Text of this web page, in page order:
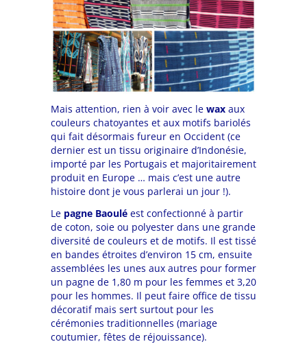
Mais attention, rien à voir avec le wax aux
couleurs chatoyantes et aux motifs bariolés
qui fait désormais fureur en Occident (ce
dernier est un tissu originaire d’Indonésie,
importé par les Portugais et majoritairement
produit en Europe … mais c’est une autre
histoire dont je vous parlerai un jour !).
Le pagne Baoulé est confectionné à partir
de coton, soie ou polyester dans une grande
diversité de couleurs et de motifs. Il est tissé
en bandes étroites d’environ 15 cm, ensuite
assemblées les unes aux autres pour former
un pagne de 1,80 m pour les femmes et 3,20
pour les hommes. Il peut faire office de tissu
décoratif mais sert surtout pour les
cérémonies traditionnelles (mariage
coutumier, fêtes de réjouissance).